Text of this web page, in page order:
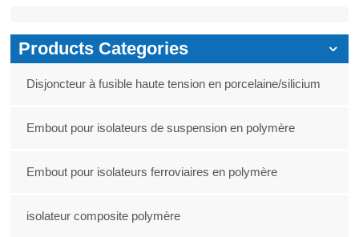
Products Categories
Disjoncteur à fusible haute tension en porcelaine/silicium
Embout pour isolateurs de suspension en polymère
Embout pour isolateurs ferroviaires en polymère
isolateur composite polymère